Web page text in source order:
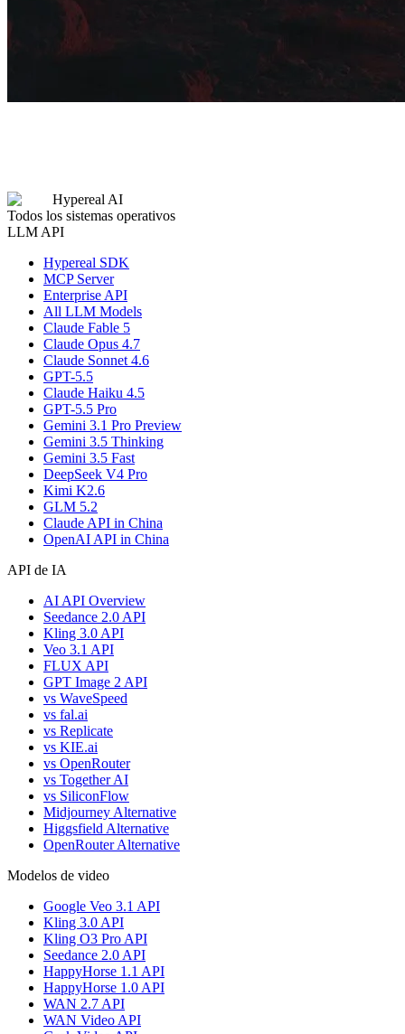
Hypereal AI
Todos los sistemas operativos
LLM API
Hypereal SDK
MCP Server
Enterprise API
All LLM Models
Claude Fable 5
Claude Opus 4.7
Claude Sonnet 4.6
GPT-5.5
Claude Haiku 4.5
GPT-5.5 Pro
Gemini 3.1 Pro Preview
Gemini 3.5 Thinking
Gemini 3.5 Fast
DeepSeek V4 Pro
Kimi K2.6
GLM 5.2
Claude API in China
OpenAI API in China
API de IA
AI API Overview
Seedance 2.0 API
Kling 3.0 API
Veo 3.1 API
FLUX API
GPT Image 2 API
vs WaveSpeed
vs fal.ai
vs Replicate
vs KIE.ai
vs OpenRouter
vs Together AI
vs SiliconFlow
Midjourney Alternative
Higgsfield Alternative
OpenRouter Alternative
Modelos de video
Google Veo 3.1 API
Kling 3.0 API
Kling O3 Pro API
Seedance 2.0 API
HappyHorse 1.1 API
HappyHorse 1.0 API
WAN 2.7 API
WAN Video API